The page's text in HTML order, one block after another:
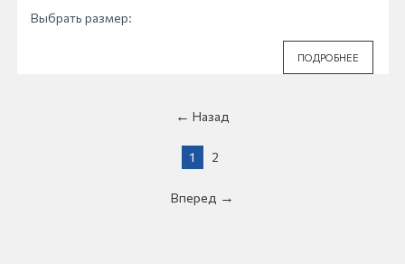
Выбрать размер:
ПОДРОБНЕЕ
Назад
1 2
Вперед